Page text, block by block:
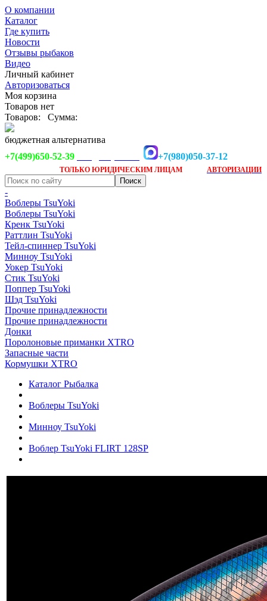
О компании
Каталог
Где купить
Новости
Отзывы рыбаков
Видео
Личный кабинет
Авторизоваться
Моя корзина
Товаров нет
Товаров:
Сумма:
бюджетная альтернатива
+7(499)650-52-39
+7(980)050-37-12
ТОЛЬКО ЮРИДИЧЕСКИМ ЛИЦАМ АВТОРИЗАЦИИ
-
Воблеры TsuYoki
Воблеры TsuYoki
Кренк TsuYoki
Раттлин TsuYoki
Тейл-спиннер TsuYoki
Минноу TsuYoki
Уокер TsuYoki
Стик TsuYoki
Поппер TsuYoki
Шэд TsuYoki
Прочие принадлежности
Прочие принадлежности
Донки
Поролоновые приманки XTRO
Запасные части
Кормушки XTRO
Каталог Рыбалка
Воблеры TsuYoki
Минноу TsuYoki
Воблер TsuYoki FLIRT 128SP